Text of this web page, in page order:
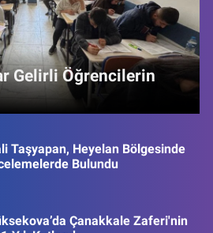
Gelirli Öğrencilerin
Taşyapan, Heyelan Bölgesinde
Bulundu
Çanakkale Zaferi'nin